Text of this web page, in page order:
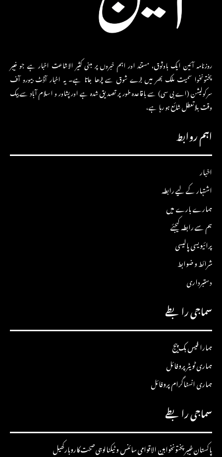
روزنامہ آئین ایک باوثوق، مستند اور اہم خبروں پر مبنی کثیر الاشاعت اخبار ہے جو خیبر
پختونخوا سمیت ملک بھر میں بڑے شوق سے پڑھا جاتا ہے۔ یہ اخبار آڈٹ بیورو آف
سرکولیشن (اے بی سی) سے باقاعدہ طور پر تصدیق شدہ ہے اور پشاور و اسلام آباد سے بیک
وقت بلاتعطل شائع ہو رہا ہے،
اہم روابط
اخبار
اشتہار کے لیے رابطہ
ہمارے بارے میں
ہم سے رابطہ کیجئے
پرائیویسی پالیسی
شرائط و ضوابط
دستبرداری
سماجی رابطے
ہمارا فیس بک پیج
ہماری ٹویٹر پروفائل
ہماری انسٹاگرام پروفائل
سماجی رابطے
پاکستانخیبرپختونخوابین الاقوامیسائنس و ٹیکنالوجیصحتکاروبارکھیل